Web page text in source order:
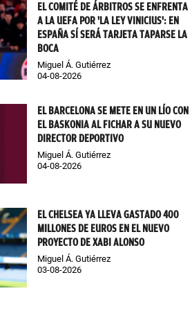
EL COMITÉ DE ÁRBITROS SE ENFRENTA
A LA UEFA POR 'LA LEY VINICIUS': EN
ESPAÑA SÍ SERÁ TARJETA TAPARSE LA
BOCA
Miguel Á. Gutiérrez
04-08-2026
EL BARCELONA SE METE EN UN LÍO CON
EL BASKONIA AL FICHAR A SU NUEVO
DIRECTOR DEPORTIVO
Miguel Á. Gutiérrez
04-08-2026
EL CHELSEA YA LLEVA GASTADO 400
MILLONES DE EUROS EN EL NUEVO
PROYECTO DE XABI ALONSO
Miguel Á. Gutiérrez
03-08-2026